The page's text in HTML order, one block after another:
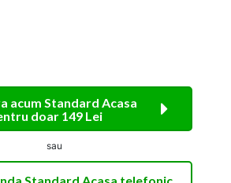
acum Standard Acasa
doar 149 Lei
sau